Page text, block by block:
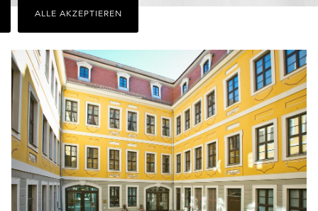
Dazu
zählen
Cookies,
die
für
den
Betrieb
der
Seite
notwendig
sind
(funktionale
ALLE AKZEPTIEREN